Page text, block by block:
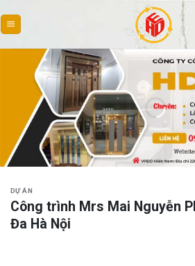
to
content
DỰ ÁN
Công trình Mrs Mai Nguyễn
Đa Hà Nội